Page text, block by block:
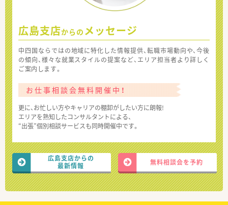
広島支店からの メッセージ
中四国ならではの地域に特化した情報提供、転職市場動向や、今後
の傾向、様々な就業スタイルの提案など、エリア担当者より詳しく
ご案内します。
お仕事相談会無料開催中！
更に、お忙しい方やキャリアの棚卸がしたい方に朗報!
エリアを熟知したコンサルタントによる、
“出張”個別相談サービスも同時開催中です。
広島支店からの
最新情報
無料相談会を予約